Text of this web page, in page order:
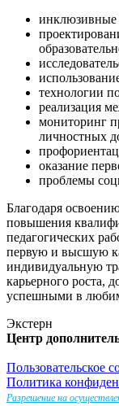
инклюзивные
технологии
реализация
мониторинг
личностных
оказание
проблемы
Благодаря
повышения
педагогических
первую и высшую
индивидуальную
карьерного роста,
успешными в
Экстерн
Центр
Пользовательское
Политика
Разрешение на